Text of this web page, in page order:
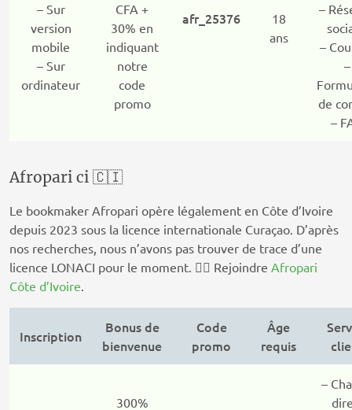
– Sur
version
mobile
– Sur
ordinateur
CFA +
30% en
indiquant
notre
code
promo
afr_25376
18
ans
–
–
–
de
–
Afropari ci 🇨🇮
Le bookmaker Afropari opère légalement en Côte d’Ivoire
depuis 2023 sous la licence internationale Curaçao. D’après
nos recherches, nous n’avons pas trouver de trace d’une
licence LONACI pour le moment. 👉🏽 Rejoindre Afropari
Côte d’Ivoire.
Inscription
Bonus de
bienvenue
Code
promo
Âge
requis
300%
–